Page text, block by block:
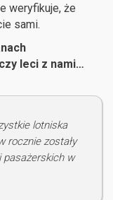
weryfikuje, że
sami.
leci z nami…
lotniska
rocznie zostały
pasażerskich w